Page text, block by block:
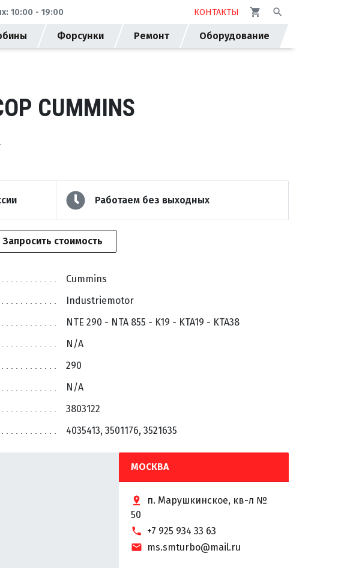
10:00 - 19:00 КОНТАКТЫ
Форсунки Ремонт Оборудование
CUMMINS
Работаем без выходных
Запросить стоимость
Cummins
Industriemotor
NTE 290 - NTA 855 - K19 - KTA19 - KTA38
N/A
290
N/A
3803122
4035413, 3501176, 3521635
МОСКВА
п. Марушкинское, кв-л №
50
+7 925 934 33 63
ms.smturbo@mail.ru